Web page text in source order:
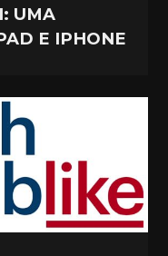
UMA
E IPHONE